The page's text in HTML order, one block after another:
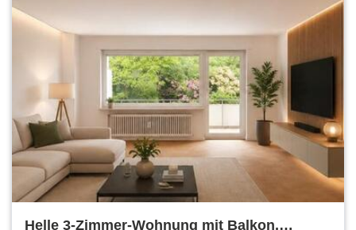
Helle 3-Zimmer-Wohnung mit Balkon,